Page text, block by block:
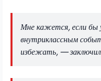
Мне кажется, если бы
внутриклассным
избежать, — заключил